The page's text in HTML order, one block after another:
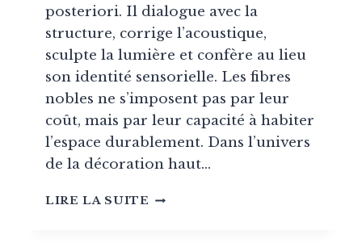
posteriori. Il dialogue avec la
structure, corrige l’acoustique,
sculpte la lumière et confère au lieu
son identité sensorielle. Les fibres
nobles ne s’imposent pas par leur
coût, mais par leur capacité à habiter
l’espace durablement. Dans l’univers
de la décoration haut…
LIRE LA SUITE LIN,